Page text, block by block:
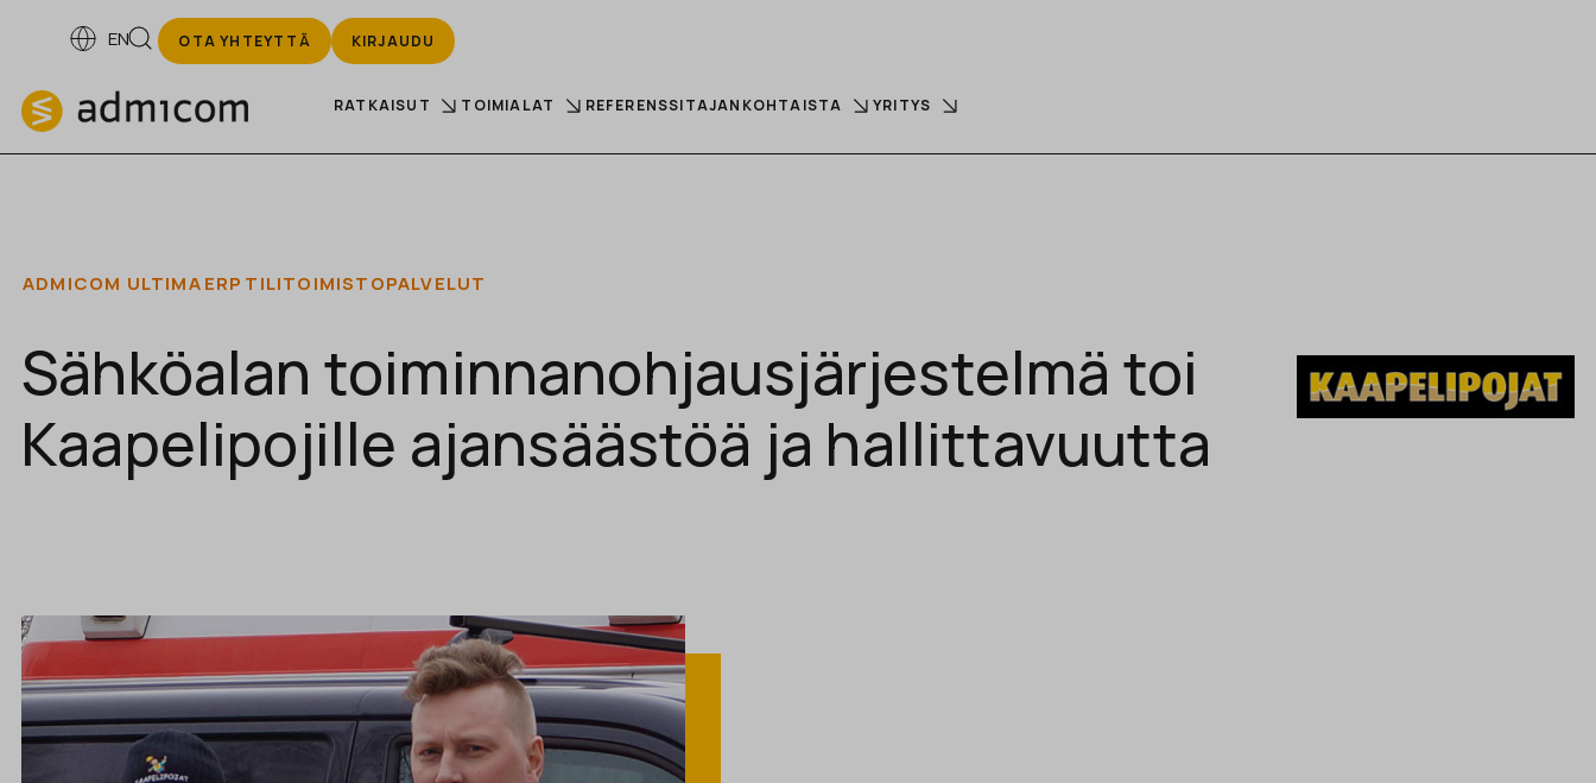
EN OTA YHTEYTTÄ KIRJAUDU
RATKAISUT TOIMIALAT REFERENSSITAJANKOHTAISTA YRITYS
ADMICOM ULTIMAERP TILITOIMISTOPALVELUT
Sähköalan toiminnanohjausjärjestelmä toi
Kaapelipojille ajansäästöä ja hallittavuutta